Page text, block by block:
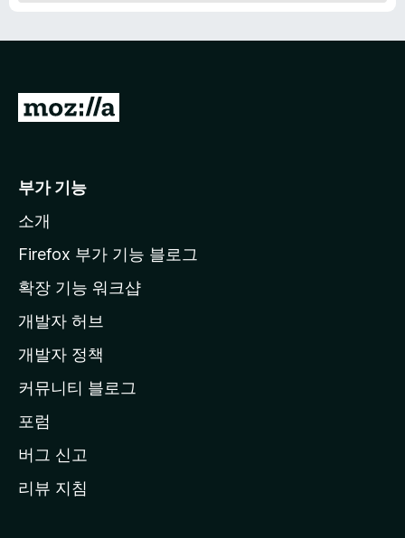
M
l
a
페
이
지
이
동
부가 기능
소개
Firefox 부가 기능 블로그
확장 기능 워크샵
개발자 허브
개발자 정책
커뮤니티 블로그
포럼
버그 신고
리뷰 지침